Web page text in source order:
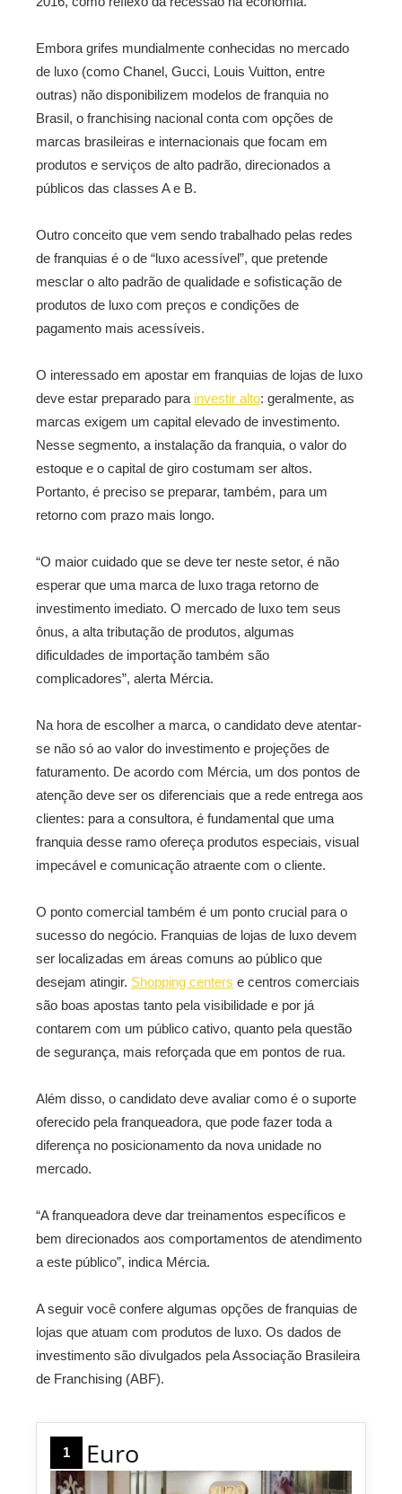
Embora grifes mundialmente conhecidas no mercado
de luxo (como Chanel, Gucci, Louis Vuitton, entre
outras) não disponibilizem modelos de franquia no
Brasil, o franchising nacional conta com opções de
marcas brasileiras e internacionais que focam em
produtos e serviços de alto padrão, direcionados a
públicos das classes A e B.
Outro conceito que vem sendo trabalhado pelas redes
de franquias é o de “luxo acessível”, que pretende
mesclar o alto padrão de qualidade e sofisticação de
produtos de luxo com preços e condições de
pagamento mais acessíveis.
O interessado em apostar em franquias de lojas de luxo
deve estar preparado para investir alto: geralmente, as
marcas exigem um capital elevado de investimento.
Nesse segmento, a instalação da franquia, o valor do
estoque e o capital de giro costumam ser altos.
Portanto, é preciso se preparar, também, para um
retorno com prazo mais longo.
“O maior cuidado que se deve ter neste setor, é não
esperar que uma marca de luxo traga retorno de
investimento imediato. O mercado de luxo tem seus
ônus, a alta tributação de produtos, algumas
dificuldades de importação também são
complicadores”, alerta Mércia.
Na hora de escolher a marca, o candidato deve atentar-
se não só ao valor do investimento e projeções de
faturamento. De acordo com Mércia, um dos pontos de
atenção deve ser os diferenciais que a rede entrega aos
clientes: para a consultora, é fundamental que uma
franquia desse ramo ofereça produtos especiais, visual
impecável e comunicação atraente com o cliente.
O ponto comercial também é um ponto crucial para o
sucesso do negócio. Franquias de lojas de luxo devem
ser localizadas em áreas comuns ao público que
desejam atingir. Shopping centers e centros comerciais
são boas apostas tanto pela visibilidade e por já
contarem com um público cativo, quanto pela questão
de segurança, mais reforçada que em pontos de rua.
Além disso, o candidato deve avaliar como é o suporte
oferecido pela franqueadora, que pode fazer toda a
diferença no posicionamento da nova unidade no
mercado.
“A franqueadora deve dar treinamentos específicos e
bem direcionados aos comportamentos de atendimento
a este público”, indica Mércia.
A seguir você confere algumas opções de franquias de
lojas que atuam com produtos de luxo. Os dados de
investimento são divulgados pela Associação Brasileira
de Franchising (ABF).
1 Euro